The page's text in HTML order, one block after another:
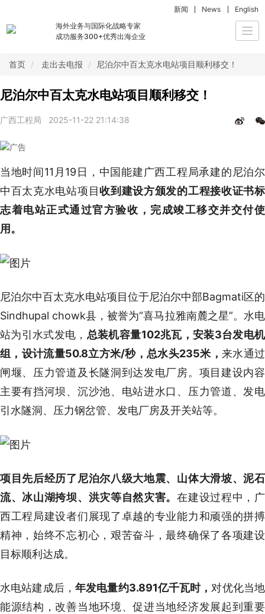
海外业务与国际化战略专家
成功服务300+优秀出海企业
新闻 News English
首页 走出去电报 尼泊尔中百太克水电站项目顺利移交！
尼泊尔中百太克水电站项目顺利移交！
广西工程局 2025-11-22 21:14:38
当地时间11月19日，中国能建广西工程局承建的尼泊尔
中百太克水电站项目收到建设方颁发的工程接收证书标
志着电站正式通过官方验收， 完成竣工移交并交付使
用。
尼泊尔中百太克水电站项目位于尼泊尔中部Bagmati区的
Sindhupal chowk县，被誉为“喜马拉雅南麓之星”。水电
站为引水式发电， 总装机容量102兆瓦，安装3台发电机
组，设计流量50.8立方米/秒，总水头235米，来水通过
闸堰、压力管道及长隧洞到达发电厂房。项目建设内容
主要有挡河坝、沉沙池、电站进水口、压力管道、发电
引水隧洞、压力钢岔管、发电厂房及开关站等。
项目先后经历了尼泊尔八级大地震、山体大滑坡、泥石
流、冰山湖挎坝、洪灾等自然灾害。在建设过程中，广
西工程局建设者们展现了卓越的专业能力和顽强的拼搏
精神，始终不忘初心，艰苦奋斗，最终确保了各项建设
目标顺利达成。
水电站建成后， 年发电量约3.891亿千瓦时，对优化当地
能源结构，改善当地环境、促进当地经济发展起到重要